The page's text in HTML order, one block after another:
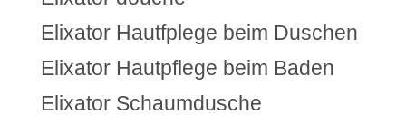
Elixator Hautfplege beim Duschen
Elixator Hautpflege beim Baden
Elixator Schaumdusche